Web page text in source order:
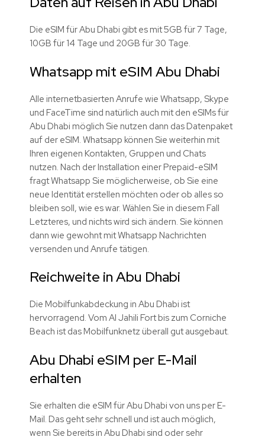
Die eSIM für Abu Dhabi gibt es mit 5GB für 7 Tage,
10GB für 14 Tage und 20GB für 30 Tage.
Whatsapp mit eSIM Abu Dhabi
Alle internetbasierten Anrufe wie Whatsapp, Skype
und FaceTime sind natürlich auch mit den eSIMs für
Abu Dhabi möglich Sie nutzen dann das Datenpaket
auf der eSIM. Whatsapp können Sie weiterhin mit
Ihren eigenen Kontakten, Gruppen und Chats
nutzen. Nach der Installation einer Prepaid-eSIM
fragt Whatsapp Sie möglicherweise, ob Sie eine
neue Identität erstellen möchten oder ob alles so
bleiben soll, wie es war. Wählen Sie in diesem Fall
Letzteres, und nichts wird sich ändern. Sie können
dann wie gewohnt mit Whatsapp Nachrichten
versenden und Anrufe tätigen.
Reichweite in Abu Dhabi
Die Mobilfunkabdeckung in Abu Dhabi ist
hervorragend. Vom Al Jahili Fort bis zum Corniche
Beach ist das Mobilfunknetz überall gut ausgebaut.
Abu Dhabi eSIM per E-Mail
erhalten
Sie erhalten die eSIM für Abu Dhabi von uns per E-
Mail. Das geht sehr schnell und ist auch möglich,
wenn Sie bereits in Abu Dhabi sind oder sehr